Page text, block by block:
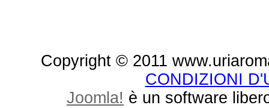
Copyright © 2011
CONDIZIONI
Joomla! è un software